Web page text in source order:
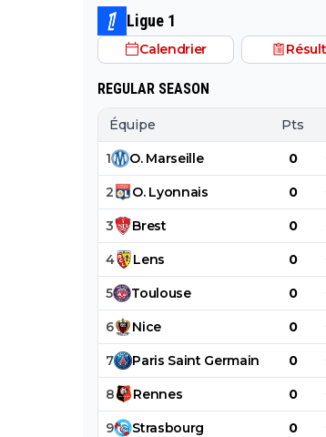
Ligue 1
Calendrier
REGULAR SEASON
Équipe Pts
1 O. Marseille 0
2 O. Lyonnais 0
3 Brest 0
4 Lens 0
5 Toulouse 0
6 Nice 0
7 Paris Saint Germain 0
8 Rennes 0
9 Strasbourg 0